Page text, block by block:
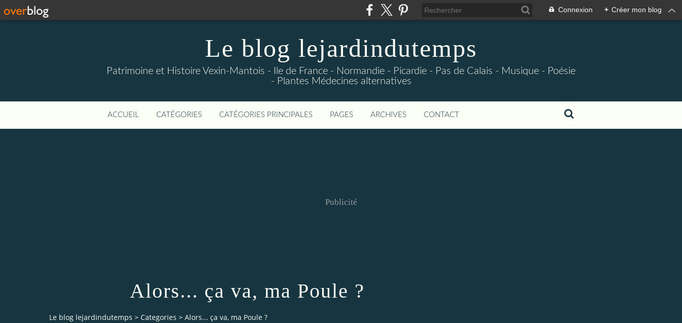
Connexion + Créer mon blog
Le blog lejardindutemps
Patrimoine et Histoire Vexin-Mantois - Ile de France - Normandie - Picardie - Pas de Calais - Musique - Poésie
- Plantes Médecines alternatives
ACCUEIL CATÉGORIES CATÉGORIES PRINCIPALES PAGES ARCHIVES CONTACT
Publicité
Alors... ça va, ma Poule ?
Le blog lejardindutemps > Categories > Alors... ça va, ma Poule ?